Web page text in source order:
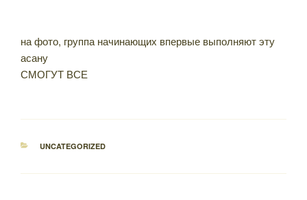
на фото, группа начинающих впервые выполняют эту
асану
СМОГУТ ВСЕ
РУБРИКИ
UNCATEGORIZED